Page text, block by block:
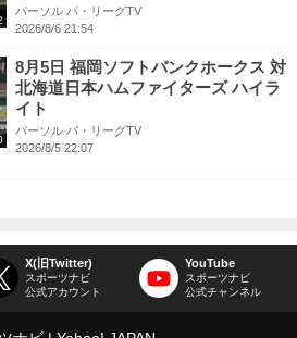
パーソル パ・リーグTV
2026/8/6 21:54
8月5日 福岡ソフトバンクホークス 対
北海道日本ハムファイターズ ハイラ
イト
パーソル パ・リーグTV
2026/8/5 22:07
X(旧Twitter)
スポーツナビ
公式アカウント
YouTube
スポーツナビ
公式チャンネル